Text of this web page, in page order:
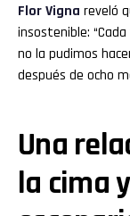
FlorVigna reveló
insostenible:
no la pudimos
después de ocho
Una
la cima